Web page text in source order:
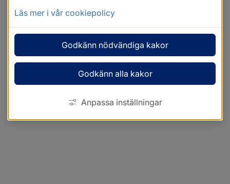
Läs mer i vår cookiepolicy
Godkänn nödvändiga kakor
Godkänn alla kakor
Anpassa inställningar